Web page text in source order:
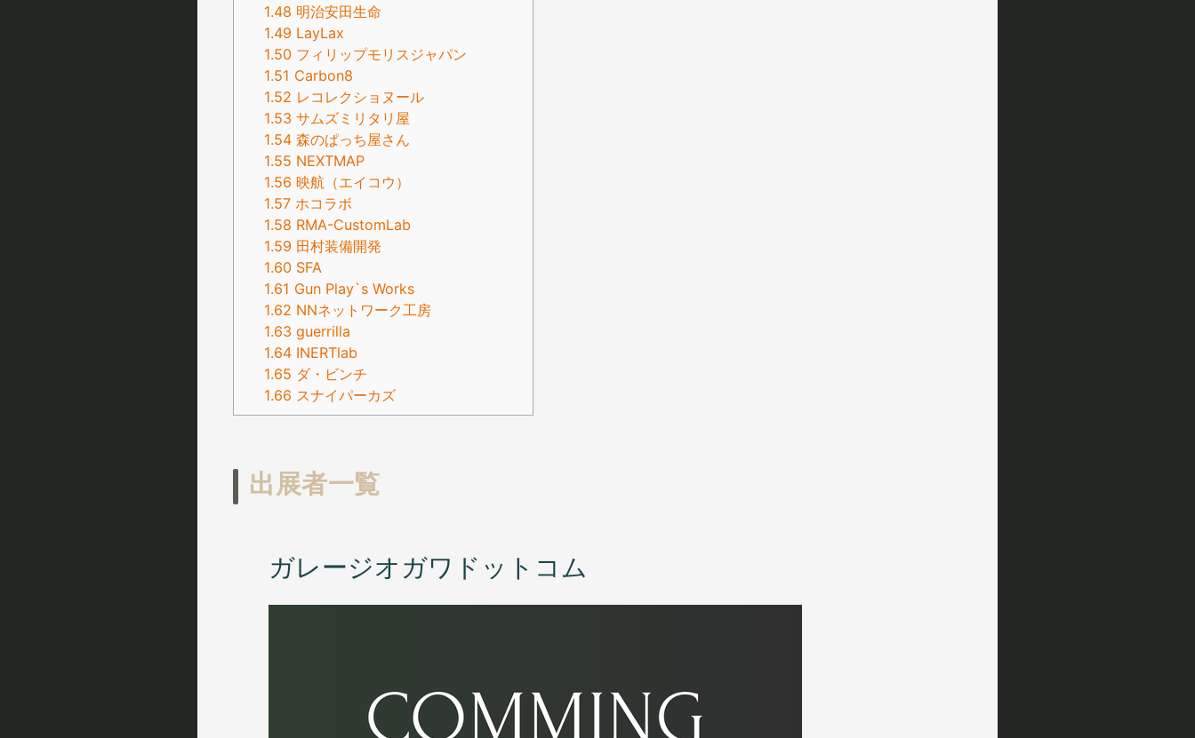
1.48 明治安田生命
1.49 LayLax
1.50 フィリップモリスジャパン
1.51 Carbon8
1.52 レコレクショヌール
1.53 サムズミリタリ屋
1.54 森のぱっち屋さん
1.55 NEXTMAP
1.56 映航（エイコウ）
1.57 ホコラボ
1.58 RMA-CustomLab
1.59 田村装備開発
1.60 SFA
1.61 Gun Play`s Works
1.62 NNネットワーク工房
1.63 guerrilla
1.64 INERTlab
1.65 ダ・ビンチ
1.66 スナイパーカズ
出展者一覧
ガレージオガワドットコム